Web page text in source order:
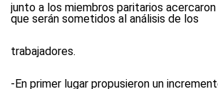
junto a los miembros paritarios
que serán sometidos al análisis de los
trabajadores.
-En primer lugar propusieron un